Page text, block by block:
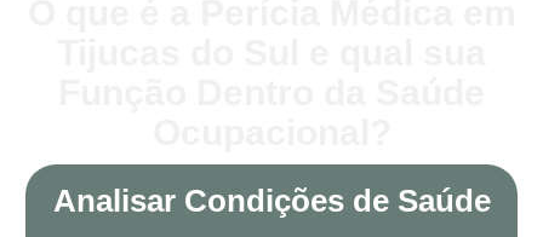
Analisar Condições de Saúde